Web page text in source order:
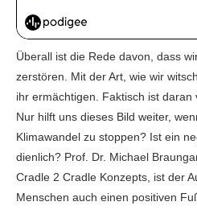
Überall ist die Rede davon, dass
zerstören. Mit der Art, wie wir
ihr ermächtigen. Faktisch ist daran
Nur hilft uns dieses Bild weiter,
Klimawandel zu stoppen? Ist ein
dienlich? Prof. Dr. Michael
Cradle 2 Cradle Konzepts, ist der
Menschen auch einen positiven